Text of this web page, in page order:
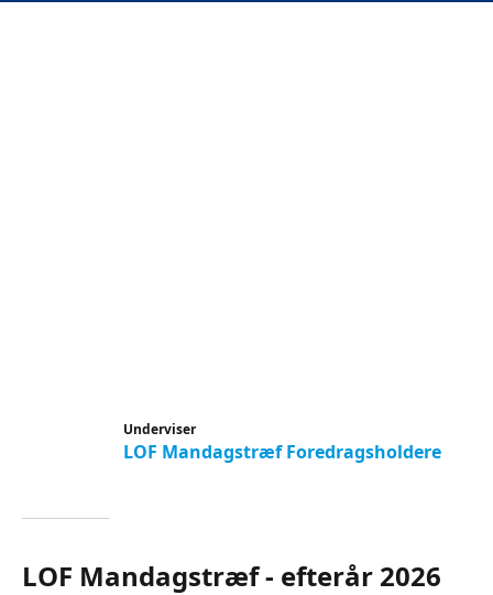
Underviser
LOF Mandagstræf Foredragsholdere
LOF Mandagstræf - efterår 2026